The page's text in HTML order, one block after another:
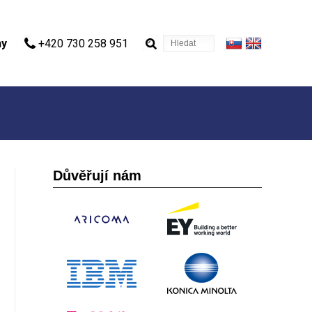
Hledat
+420 730 258 951
Důvěřují nám